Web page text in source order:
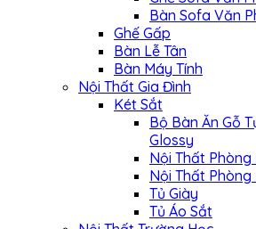
Bàn Sofa Văn
Ghế Gấp
Bàn Lễ Tân
Bàn Máy Tính
Nội Thất Gia Đình
Két Sắt
Bộ Bàn Ăn Gỗ
Glossy
Nội Thất Phòng
Nội Thất Phòng
Tủ Giày
Tủ Áo Sắt